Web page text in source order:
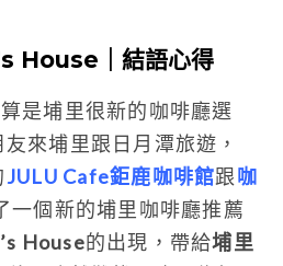
House｜結語心得
算是埔里很新的咖啡廳選
來埔里跟日月潭旅遊，
JULU Cafe鉅鹿咖啡館跟咖
一個新的埔里咖啡廳推薦
House的出現，帶給埔里